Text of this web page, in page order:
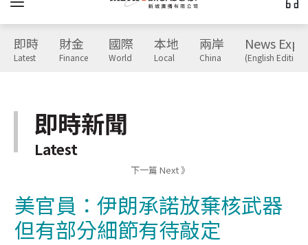
即時
Latest
財金
Finance
國際
World
本地
Local
兩岸
China
News
(English Edition)
即時新聞
Latest
下一篇 Next 》
美官員：伊朗承諾放棄核武器
但有部分細節有待敲定